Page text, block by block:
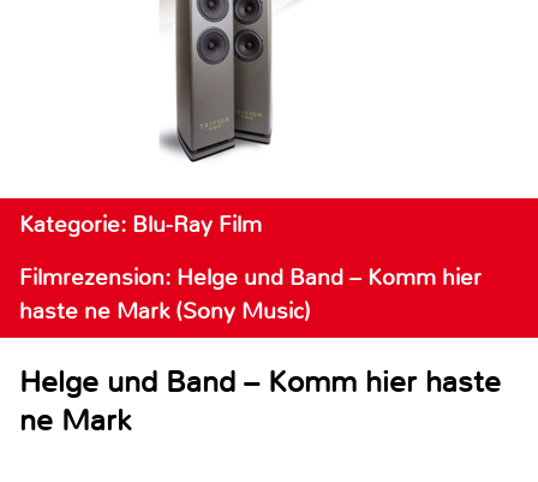
Kategorie: Blu-Ray Film
Filmrezension: Helge und Band – Komm hier
haste ne Mark (Sony Music)
Helge und Band – Komm hier haste
ne Mark